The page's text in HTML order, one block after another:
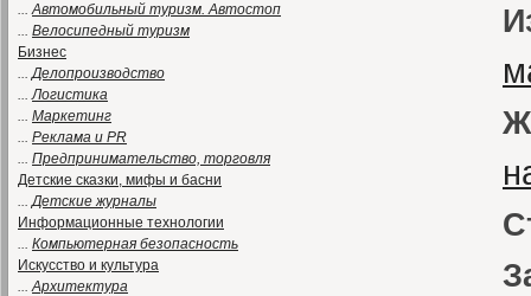
...Автомобильный туризм. Автостоп
... Велосипедный туризм
Бизнес
...Делопроизводство
...Логистика
... Маркетинг
... Реклама и PR
... Предпринимательство, торговля
Детские сказки, мифы и басни
...Детские журналы
Информационные технологии
... Компьютерная безопасность
Искусство и культура
...Архитектура